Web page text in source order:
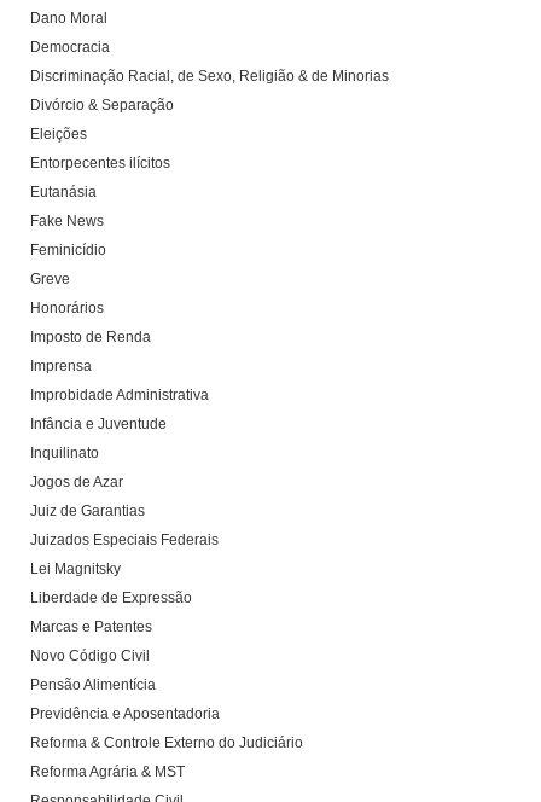
Dano Moral
Democracia
Discriminação Racial, de Sexo, Religião & de Minorias
Divórcio & Separação
Eleições
Entorpecentes ilícitos
Eutanásia
Fake News
Feminicídio
Greve
Honorários
Imposto de Renda
Imprensa
Improbidade Administrativa
Infância e Juventude
Inquilinato
Jogos de Azar
Juiz de Garantias
Juizados Especiais Federais
Lei Magnitsky
Liberdade de Expressão
Marcas e Patentes
Novo Código Civil
Pensão Alimentícia
Previdência e Aposentadoria
Reforma & Controle Externo do Judiciário
Reforma Agrária & MST